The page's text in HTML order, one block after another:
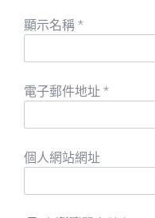
顯示名稱 *
電子郵件地址 *
個人網站網址